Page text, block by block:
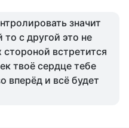
значит
с другой это не
встретится
твоё сердце тебе
вперёд и всё будет